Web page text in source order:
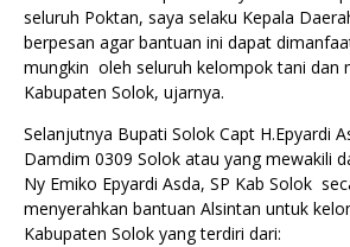
seluruh Poktan, saya selaku Kepala
berpesan agar bantuan ini dapat
mungkin oleh seluruh kelompok tani dan
Kabupaten Solok, ujarnya.
Selanjutnya Bupati Solok Capt H.Epyardi
Damdim 0309 Solok atau yang mewakili
Ny Emiko Epyardi Asda, SP Kab Solok
menyerahkan bantuan Alsintan untuk
Kabupaten Solok yang terdiri dari: